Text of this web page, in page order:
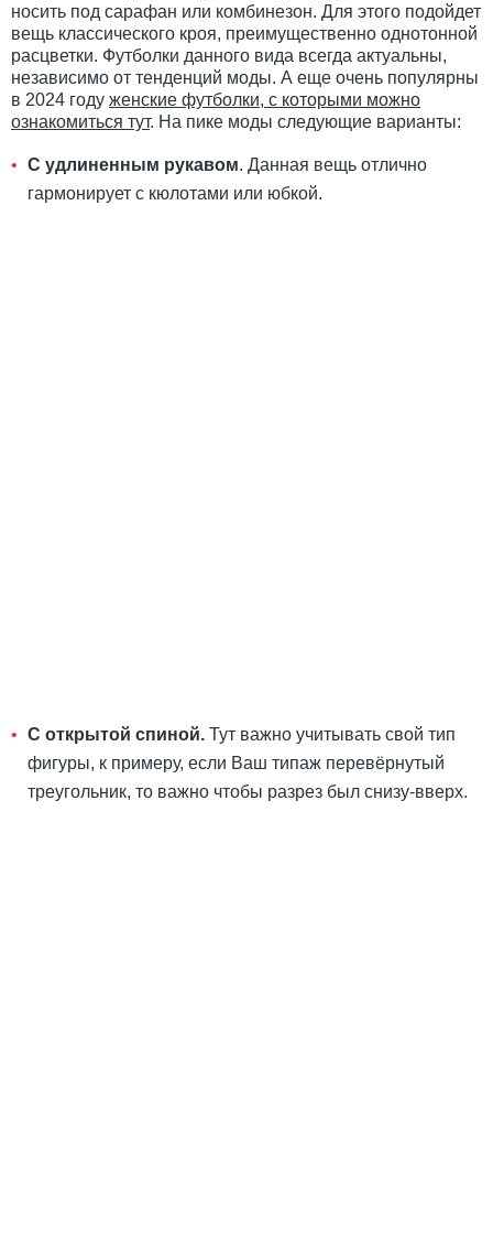
носить под сарафан или комбинезон. Для этого подойдет
вещь классического кроя, преимущественно однотонной
расцветки. Футболки данного вида всегда актуальны,
независимо от тенденций моды. А еще очень популярны
в 2024 году женские футболки, с которыми можно
ознакомиться тут. На пике моды следующие варианты:
С удлиненным рукавом. Данная вещь отлично
гармонирует с кюлотами или юбкой.
С открытой спиной. Тут важно учитывать свой тип
фигуры, к примеру, если Ваш типаж перевёрнутый
треугольник, то важно чтобы разрез был снизу-вверх.